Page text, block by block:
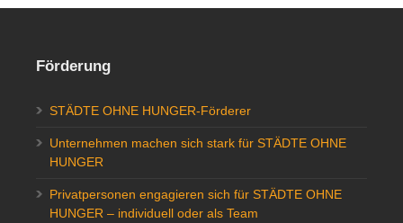
Förderung
STÄDTE OHNE HUNGER-Förderer
Unternehmen machen sich stark für STÄDTE OHNE
HUNGER
Privatpersonen engagieren sich für STÄDTE OHNE
HUNGER – individuell oder als Team